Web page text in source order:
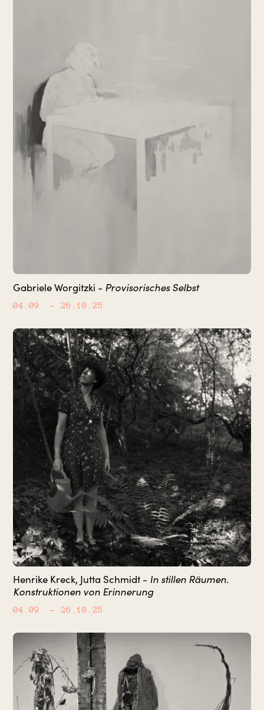
Gabriele Worgitzki - Provisorisches Selbst
04.09. – 26.10.25
Henrike Kreck, Jutta Schmidt - In stillen Räumen.
Konstruktionen von Erinnerung
04.09. – 26.10.25